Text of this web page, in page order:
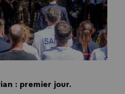
: premier jour.